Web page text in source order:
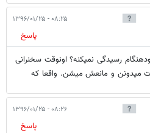
۰۸:۲۵ - ۱۳۹۶/۰۱/۲۵
پاسخ
رسیدگی نمیکنه؟ اونوقت سخنرانی
میدونن و مانعش میشن. واقعا که
۰۸:۲۶ - ۱۳۹۶/۰۱/۲۵
پاسخ